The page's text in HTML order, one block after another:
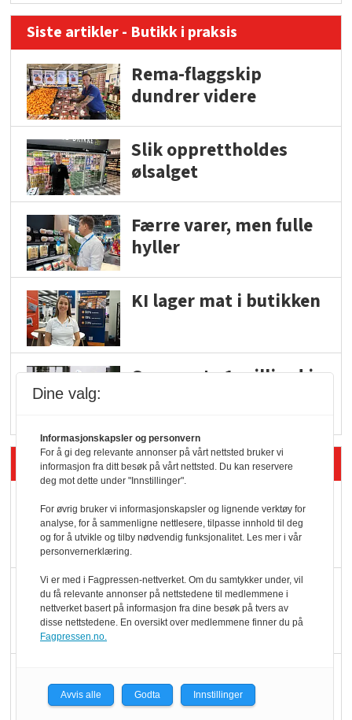
Siste artikler - Butikk i praksis
Rema-flaggskip
dundrer videre
Slik opprettholdes
ølsalget
Færre varer, men fulle
hyller
KI lager mat i butikken
Q passerte 1 milliard i
Siste artikler - Økologisk
Kolonihagens norske
yoghurt: Trues av
melkemangel
Marit Kolby vant
Økologisk Norge sin
Blir enklere å velge
økologisk i butikkhylla
Dine valg:
Informasjonskapsler og personvern
For å gi deg relevante annonser på vårt nettsted bruker vi
informasjon fra ditt besøk på vårt nettsted. Du kan reservere
deg mot dette under "Innstillinger".
For øvrig bruker vi informasjonskapsler og lignende verktøy for
analyse, for å sammenligne nettlesere, tilpasse innhold til deg
og for å utvikle og tilby nødvendig funksjonalitet. Les mer i vår
personvernerklæring.
Vi er med i Fagpressen-nettverket. Om du samtykker under, vil
du få relevante annonser på nettstedene til medlemmene i
nettverket basert på informasjon fra dine besøk på tvers av
disse nettstedene. En oversikt over medlemmene finner du på
Fagpressen.no.
Avvis alle Godta Innstillinger